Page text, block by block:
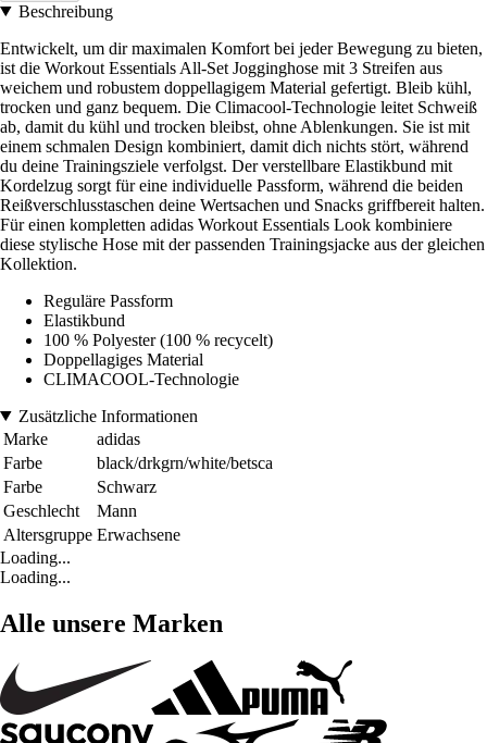
Beschreibung
Entwickelt, um dir maximalen Komfort bei jeder Bewegung zu bieten,
ist die Workout Essentials All-Set Jogginghose mit 3 Streifen aus
weichem und robustem doppellagigem Material gefertigt. Bleib kühl,
trocken und ganz bequem. Die Climacool-Technologie leitet Schweiß
ab, damit du kühl und trocken bleibst, ohne Ablenkungen. Sie ist mit
einem schmalen Design kombiniert, damit dich nichts stört, während
du deine Trainingsziele verfolgst. Der verstellbare Elastikbund mit
Kordelzug sorgt für eine individuelle Passform, während die beiden
Reißverschlusstaschen deine Wertsachen und Snacks griffbereit halten.
Für einen kompletten adidas Workout Essentials Look kombiniere
diese stylische Hose mit der passenden Trainingsjacke aus der gleichen
Kollektion.
Reguläre Passform
Elastikbund
100 % Polyester (100 % recycelt)
Doppellagiges Material
CLIMACOOL-Technologie
Zusätzliche Informationen
Marke
adidas
Farbe
black/drkgrn/white/betsca
Farbe
Schwarz
Geschlecht
Mann
Altersgruppe Erwachsene
Loading...
Loading...
Alle unsere Marken